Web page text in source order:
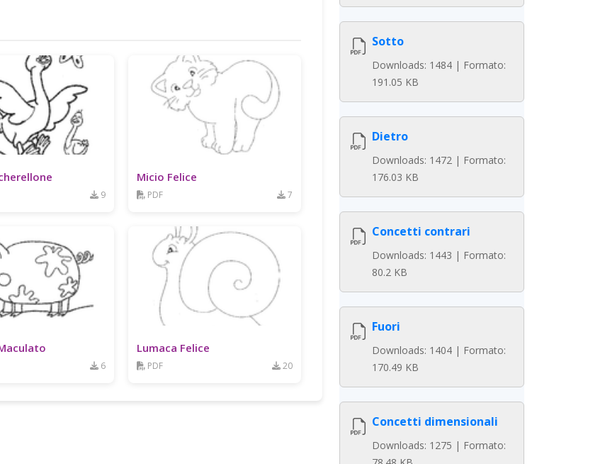
9
Micio Felice
PDF 7
6
Lumaca Felice
PDF 20
Sotto
Downloads: 1484 | Formato:
191.05 KB
Dietro
Downloads: 1472 | Formato:
176.03 KB
Concetti contrari
Downloads: 1443 | Formato:
80.2 KB
Fuori
Downloads: 1404 | Formato:
170.49 KB
Concetti dimensionali
Downloads: 1275 | Formato: